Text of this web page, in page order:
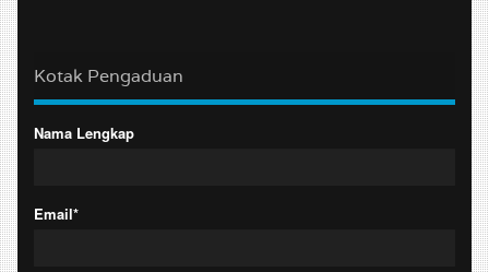
Kotak Pengaduan
Nama Lengkap
Email*